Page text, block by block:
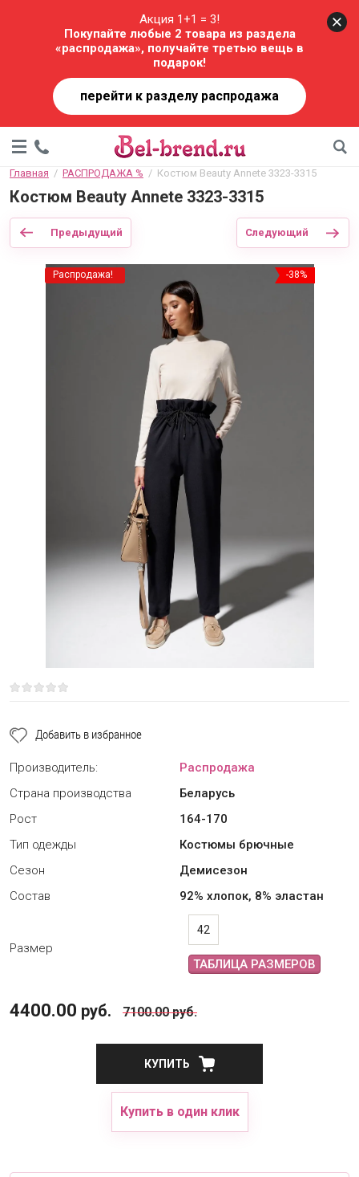
Акция 1+1 = 3!
Покупайте любые 2 товара из раздела
«распродажа», получайте третью вещь в
подарок!
перейти к разделу распродажа
Главная
  /
РАСПРОДАЖА %
  /  Костюм Beauty Annete 3323-3315
Костюм Beauty Annete 3323-3315
Предыдущий Следующий
-38%
Распродажа!
Добавить в избранное
Производитель:
Распродажа
Страна производства
Беларусь
Рост
164-170
Тип одежды
Костюмы брючные
Сезон
Демисезон
Состав
92% хлопок, 8% эластан
Размер
42
ТАБЛИЦА РАЗМЕРОВ
4400.00 руб. 7100.00 руб.
КУПИТЬ
Купить в один клик